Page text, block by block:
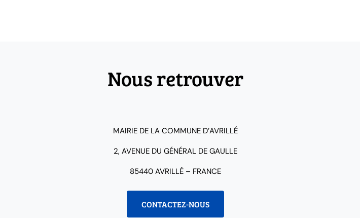
Nous retrouver
MAIRIE DE LA COMMUNE D’AVRILLÉ
2, AVENUE DU GÉNÉRAL DE GAULLE
85440 AVRILLÉ – FRANCE
CONTACTEZ-NOUS